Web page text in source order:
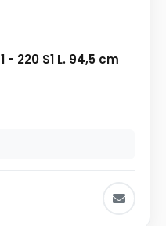
- 220 S1 L. 94,5 cm